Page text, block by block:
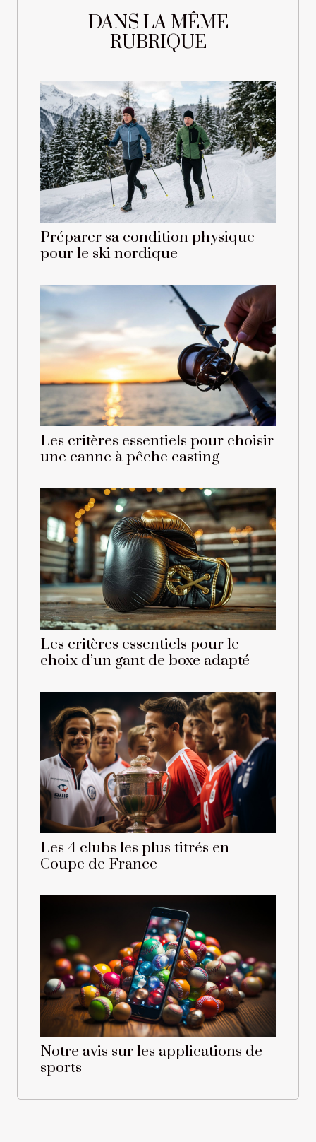
DANS LA MÊME
RUBRIQUE
Préparer sa condition physique
pour le ski nordique
Les critères essentiels pour choisir
une canne à pêche casting
Les critères essentiels pour le
choix d’un gant de boxe adapté
Les 4 clubs les plus titrés en
Coupe de France
Notre avis sur les applications de
sports